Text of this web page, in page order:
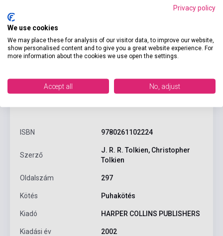
ISBN 9780261102224
Szerző
J. R. R. Tolkien, Christopher
Tolkien
Oldalszám 297
Kötés Puhakötés
Kiadó HARPER COLLINS PUBLISHERS
Kiadási év 2002
Privacy policy
We use cookies
We may place these for analysis of our visitor data, to improve our website,
show personalised content and to give you a great website experience. For
more information about the cookies we use open the settings.
Accept all No, adjust